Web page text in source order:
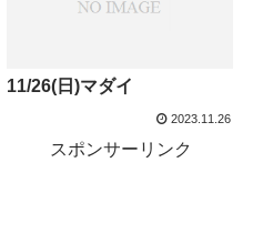
11/26(日)マダイ
2023.11.26
スポンサーリンク